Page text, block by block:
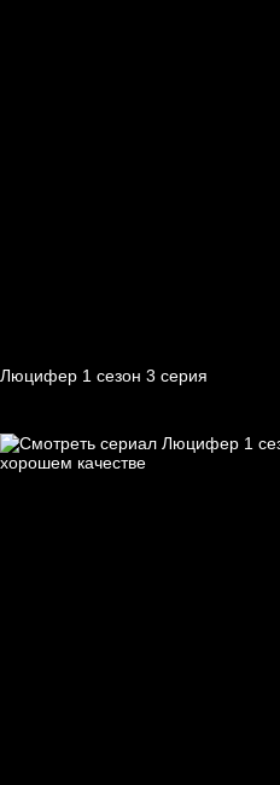
Люцифер 1 cезон 3 cерия